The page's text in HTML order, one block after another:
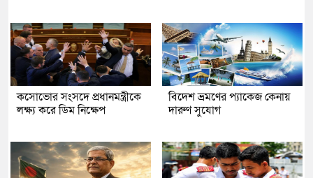
কসোভোর সংসদে প্রধানমন্ত্রীকে
লক্ষ্য করে ডিম নিক্ষেপ
বিদেশ ভ্রমণের প্যাকেজ কেনায়
দারুণ সুযোগ